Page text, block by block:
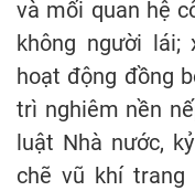
và mối quan hệ
không người lái;
hoạt động đồng
trì nghiêm nền
luật Nhà nước,
chẽ vũ khí